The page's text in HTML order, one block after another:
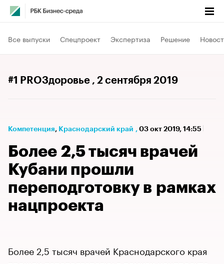
Все выпуски Спецпроект Экспертиза Решение
#1 PROЗдоровье , 2 сентября 2019
Компетенция⁠, Краснодарский край , 03 окт 2019, 14:55
Более 2,5 тысяч врачей
Кубани прошли
переподготовку в рамках
нацпроекта
Более 2,5 тысяч врачей Краснодарского края